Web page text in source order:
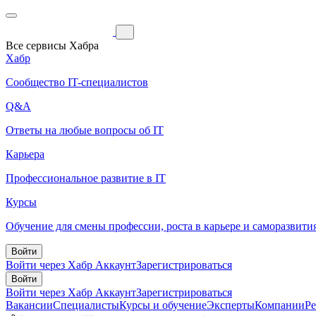
Все сервисы Хабра
Хабр
Сообщество IT-специалистов
Q&A
Ответы на любые вопросы об IT
Карьера
Профессиональное развитие в IT
Курсы
Обучение для смены профессии, роста в карьере и
Войти
Войти через Хабр АккаунтЗарегистрироваться
Войти
Войти через Хабр АккаунтЗарегистрироваться
ВакансииСпециалистыКурсы и обучениеЭкспертыКомпании